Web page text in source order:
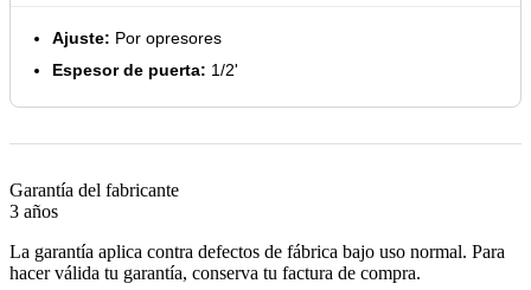
Ajuste: Por opresores
Espesor de puerta: 1/2'
Garantía del fabricante
3 años
La garantía aplica contra defectos de fábrica bajo uso normal. Para
hacer válida tu garantía, conserva tu factura de compra.